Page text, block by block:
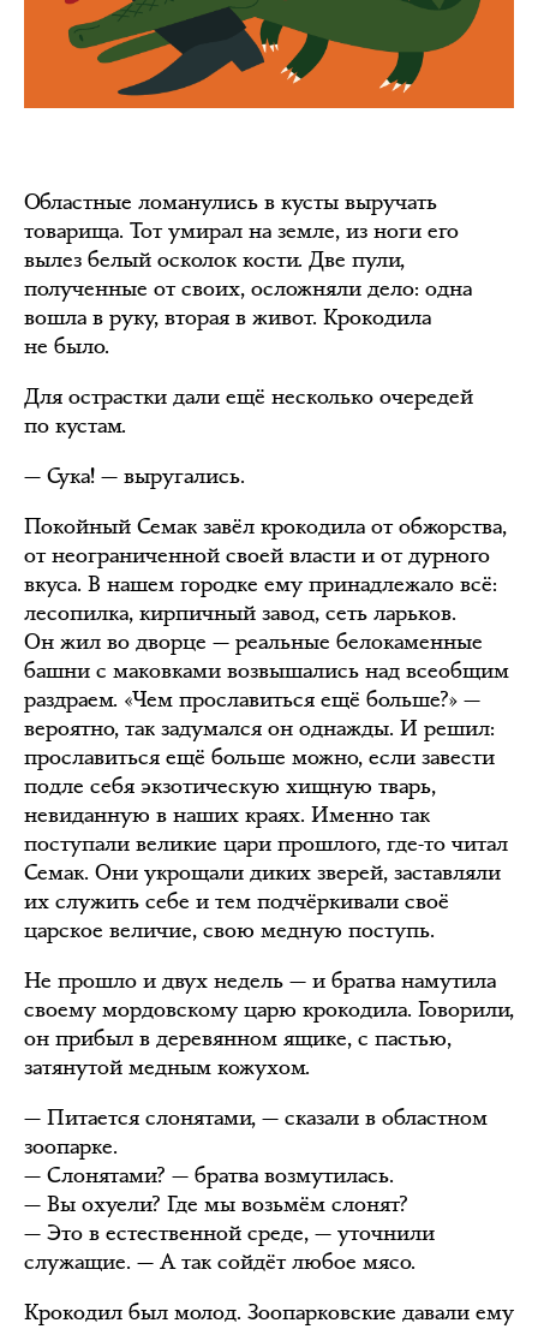
Областные ломанулись в кусты выручать
товарища. Тот умирал на земле, из ноги его
вылез белый осколок кости. Две пули,
полученные от своих, осложняли дело: одна
вошла в руку, вторая в живот. Крокодила
не было.
Для острастки дали ещё несколько очередей
по кустам.
— Сука! — выругались.
Покойный Семак завёл крокодила от обжорства,
от неограниченной своей власти и от дурного
вкуса. В нашем городке ему принадлежало всё:
лесопилка, кирпичный завод, сеть ларьков.
Он жил во дворце — реальные белокаменные
башни с маковками возвышались над всеобщим
раздраем. «Чем прославиться ещё больше?» —
вероятно, так задумался он однажды. И решил:
прославиться ещё больше можно, если завести
подле себя экзотическую хищную тварь,
невиданную в наших краях. Именно так
поступали великие цари прошлого, где-то читал
Семак. Они укрощали диких зверей, заставляли
их служить себе и тем подчёркивали своё
царское величие, свою медную поступь.
Не прошло и двух недель — и братва намутила
своему мордовскому царю крокодила. Говорили,
он прибыл в деревянном ящике, с пастью,
затянутой медным кожухом.
— Питается слонятами, — сказали в областном
зоопарке.
— Слонятами? — братва возмутилась.
— Вы охуели? Где мы возьмём слонят?
— Это в естественной среде, — уточнили
служащие. — А так сойдёт любое мясо.
Крокодил был молод. Зоопарковские давали ему